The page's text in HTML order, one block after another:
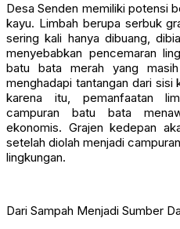
Desa Senden memiliki potensi
kayu. Limbah berupa serbuk
sering kali hanya dibuang,
menyebabkan pencemaran
batu bata merah yang
menghadapi tantangan dari sisi
karena itu, pemanfaatan
campuran batu bata
ekonomis. Grajen kedepan
setelah diolah menjadi
lingkungan.
Dari Sampah Menjadi Sumber